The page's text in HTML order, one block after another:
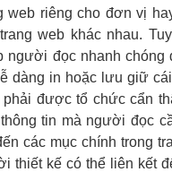
web riêng cho đơn vị
web khác nhau.
người đọc nhanh chóng
dàng in hoặc lưu giữ
phải được tổ chức cẩn
tin mà người đọc
các mục chính trong
thiết kế có thể liên kết